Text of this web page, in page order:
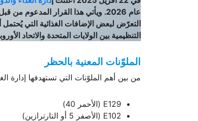
عام 2026. ويأتي هذا القرار
التعرّض لبعض الإضافات الغذائية التي
التنظيمية بين الولايات المتحدة والاتحاد
الملوّنات المعنية بالحظر
من بين أهم الملوّنات التي تستهدفها إدارة
E129 (الأحمر 40)
E102 (الأصفر 5 أو التارترازين)